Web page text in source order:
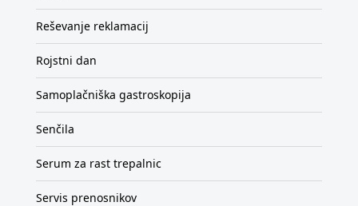
Reševanje reklamacij
Rojstni dan
Samoplačniška gastroskopija
Senčila
Serum za rast trepalnic
Servis prenosnikov